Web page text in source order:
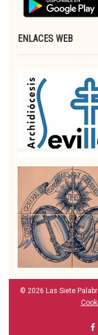
ENLACES WEB
© 2026 Las Siete